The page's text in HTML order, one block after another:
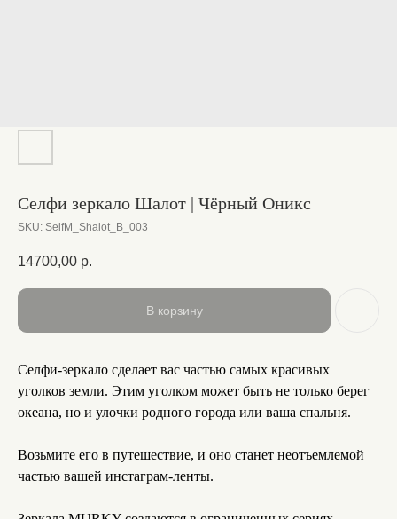
Селфи зеркало Шалот | Чёрный Оникс
SKU: SelfM_Shalot_B_003
14700,00 р.
В корзину
Селфи-зеркало сделает вас частью самых красивых
уголков земли. Этим уголком может быть не только берег
океана, но и улочки родного города или ваша спальня.
Возьмите его в путешествие, и оно станет неотъемлемой
частью вашей инстаграм-ленты.